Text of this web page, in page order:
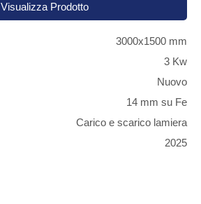
Visualizza Prodotto
3000x1500 mm
3 Kw
Nuovo
14 mm su Fe
Carico e scarico lamiera
2025